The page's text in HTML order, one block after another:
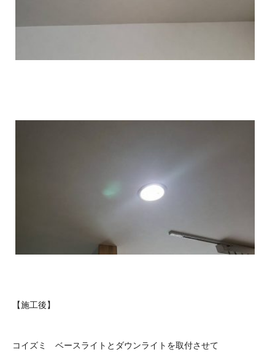
【施工後】
コイズミ ベースライトとダウンライトを取付させて